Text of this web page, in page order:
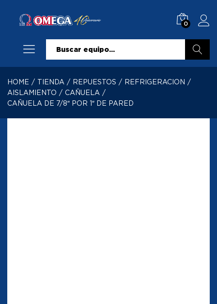
0
HOME / TIENDA / REPUESTOS / REFRIGERACION /
AISLAMIENTO / CAÑUELA /
CAÑUELA DE 7/8″ POR 1″ DE PARED